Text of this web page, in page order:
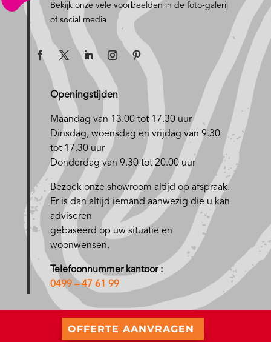
Bekijk onze vele voorbeelden in de foto-galerij
of social media
Openingstijden
Maandag van 13.00 tot 17.30 uur
Dinsdag, woensdag en vrijdag van 9.30
tot 17.30 uur
Donderdag van 9.30 tot 20.00 uur
Bezoek onze showroom altijd op afspraak.
Er is dan altijd iemand aanwezig die u kan
adviseren
gebaseerd op uw situatie en
woonwensen.
Telefoonnummer kantoor :
0499 – 47 61 99
OFFERTE AANVRAGEN